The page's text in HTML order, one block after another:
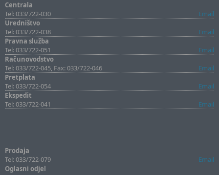
Centrala
Tel: 033/722-030
Email
Uredništvo
Tel: 033/722-038
Email
Pravna služba
Tel: 033/722-051
Email
Računovodstvo
Tel: 033/722-045, Fax: 033/722-046
Email
Pretplata
Tel: 033/722-054
Email
Ekspedit
Tel: 033/722-041
Email
Prodaja
Tel: 033/722-079
Email
Oglasni odjel